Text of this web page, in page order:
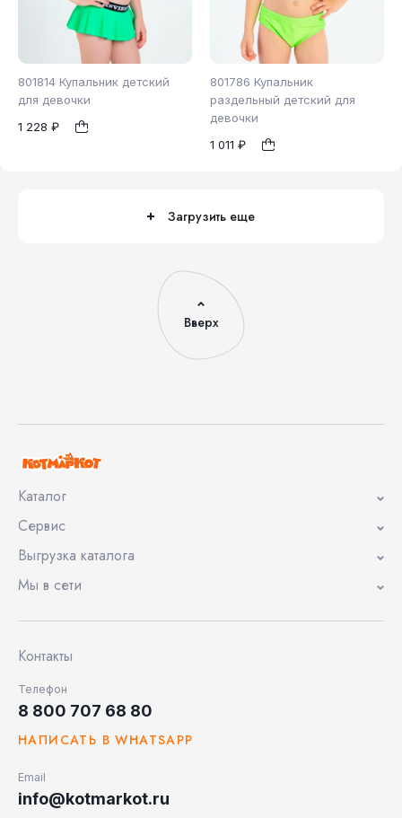
801814 Купальник детский
для девочки
1 228 ₽
98 104
801786 Купальник
раздельный детский для
девочки
1 011 ₽
1
Загрузить еще
Вверх
Каталог
Сервис
Выгрузка каталога
Мы в сети
Контакты
Телефон
8 800 707 68 80
НАПИСАТЬ В WHATSAPP
Email
info@kotmarkot.ru